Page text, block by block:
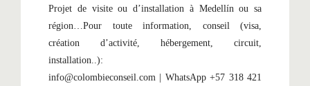
Projet de visite ou d’installation à Medellín ou sa
région…Pour toute information, conseil (visa,
création d’activité, hébergement, circuit,
installation..):
info@colombieconseil.com | WhatsApp +57 318 421